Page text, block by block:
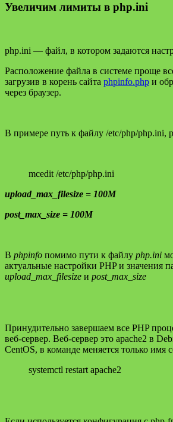
Увеличим лимиты в php.ini
php.ini — файл, в котором задаются
Расположение файла в системе проще
загрузив в корень сайта phpinfo.php и
через браузер.
В примере путь к файлу /etc/php/php.ini,
mcedit /etc/php/php.ini
upload_max_filesize = 100M
post_max_size = 100M
В phpinfo помимо пути к файлу php.ini
актуальные настройки PHP и значения
upload_max_filesize и post_max_size
Принудительно завершаем все PHP
веб-сервер. Веб-сервер это apache2 в
CentOS, в команде меняется только имя
systemctl restart apache2